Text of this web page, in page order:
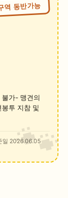
역 동반가능
가- 맹견의
투 지참 및
일 2026.06.05